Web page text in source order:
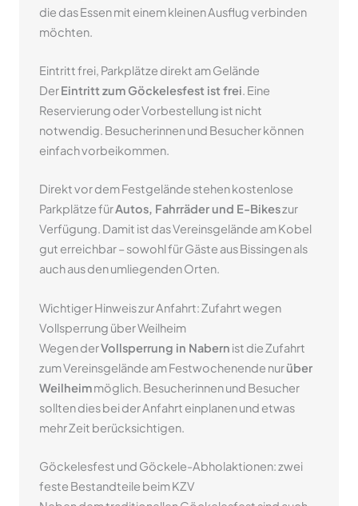
die das Essen mit einem kleinen Ausflug verbinden
möchten.
Eintritt frei, Parkplätze direkt am Gelände
DerEintritt zum Göckelesfest ist frei. Eine
Reservierung oder Vorbestellung ist nicht
notwendig. Besucherinnen und Besucher können
einfach vorbeikommen.
Direkt vor dem Festgelände stehen kostenlose
Parkplätze fürAutos, Fahrräder und E-Bikeszur
Verfügung. Damit ist das Vereinsgelände am Kobel
gut erreichbar – sowohl für Gäste aus Bissingen als
auch aus den umliegenden Orten.
Wichtiger Hinweis zur Anfahrt: Zufahrt wegen
Vollsperrung über Weilheim
Wegen derVollsperrung in Nabern ist die Zufahrt
zum Vereinsgelände am Festwochenende nurüber
Weilheimmöglich. Besucherinnen und Besucher
sollten dies bei der Anfahrt einplanen und etwas
mehr Zeit berücksichtigen.
Göckelesfest und Göckele-Abholaktionen: zwei
feste Bestandteile beim KZV